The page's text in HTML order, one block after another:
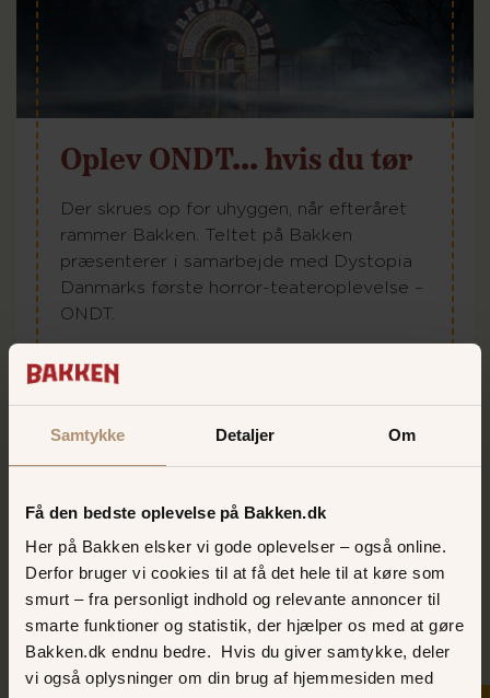
Samtykke Detaljer Om
Få den bedste oplevelse på Bakken.dk
Her på Bakken elsker vi gode oplevelser – også online.
Derfor bruger vi cookies til at få det hele til at køre som
smurt – fra personligt indhold og relevante annoncer til
smarte funktioner og statistik, der hjælper os med at gøre
Bakken.dk endnu bedre. Hvis du giver samtykke, deler
vi også oplysninger om din brug af hjemmesiden med
Oplev ONDT... hvis du tør
Der skrues op for uhyggen, når efteråret
rammer Bakken. Teltet på Bakken
præsenterer i samarbejde med Dystopia
Danmarks første horror-teateroplevelse –
ONDT.
scene og publikum langsomt forsvinder,
og hvor det, der begynder på scenen, ikke
nødvendigvis bliver dér.